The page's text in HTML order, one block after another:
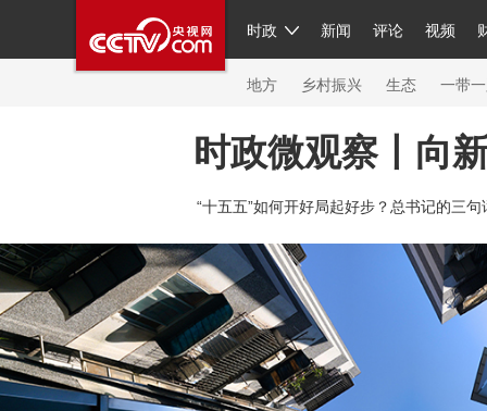
时政 新闻 评论 视频
人民领袖习近平 联播+ 中国
直播 片库 栏目大全 节目单
繁体 海外频道 iPanda
地方 乡村振兴 生态 一带
网络春晚 共产党员网 秧纪录 纪
新闻 国内 国际 评论 经济 军事 科技
人民领袖习近平 联播+ 天天学习
视频 小央视频 小央直播
现场 前线 比划 快看 蓝海中国 新兵请
时政微观察丨向
“十五五”如何开好局起好步？总书记的三